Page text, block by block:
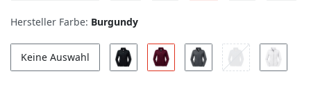
Hersteller Farbe: Burgundy
Keine Auswahl